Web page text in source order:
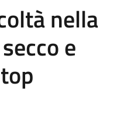
nella
e